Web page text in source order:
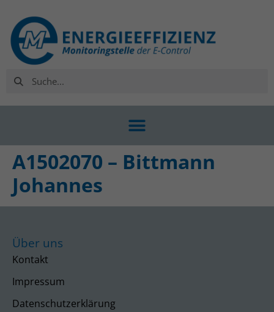
A1502070 – Bittmann
Johannes
Über uns
Kontakt
Impressum
Datenschutzerklärung